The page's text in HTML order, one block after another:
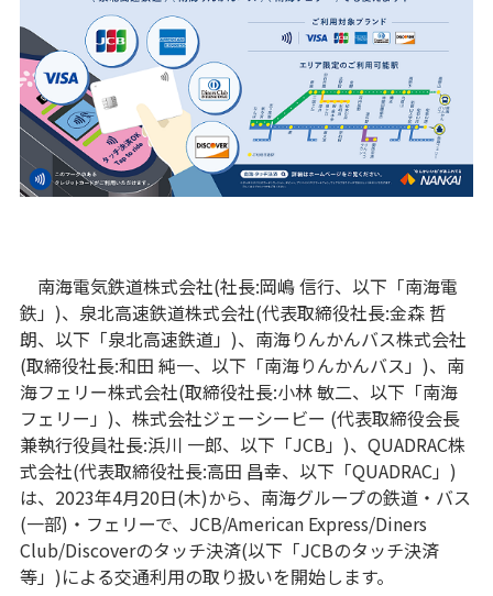
南海電気鉄道株式会社(社長:岡嶋 信行、以下「南海電
鉄」)、泉北高速鉄道株式会社(代表取締役社長:金森 哲
朗、以下「泉北高速鉄道」)、南海りんかんバス株式会社
(取締役社長:和田 純一、以下「南海りんかんバス」)、南
海フェリー株式会社(取締役社長:小林 敏二、以下「南海
フェリー」)、株式会社ジェーシービー (代表取締役会長
兼執行役員社長:浜川 一郎、以下「JCB」)、QUADRAC株
式会社(代表取締役社長:高田 昌幸、以下「QUADRAC」)
は、2023年4月20日(木)から、南海グループの鉄道・バス
(一部)・フェリーで、JCB/American Express/Diners
Club/Discoverのタッチ決済(以下「JCBのタッチ決済
等」)による交通利用の取り扱いを開始します。